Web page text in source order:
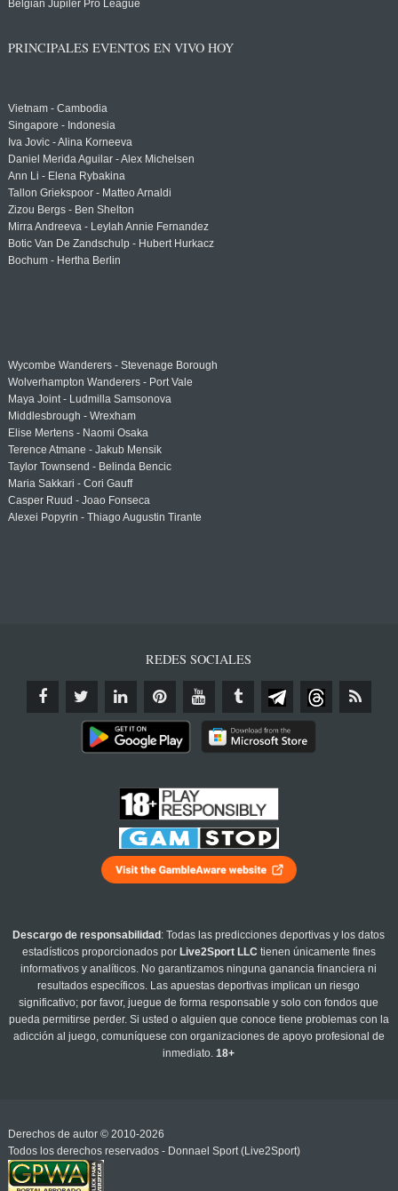
Belgian Jupiler Pro League
PRINCIPALES EVENTOS EN VIVO HOY
Vietnam - Cambodia
Singapore - Indonesia
Iva Jovic - Alina Korneeva
Daniel Merida Aguilar - Alex Michelsen
Ann Li - Elena Rybakina
Tallon Griekspoor - Matteo Arnaldi
Zizou Bergs - Ben Shelton
Mirra Andreeva - Leylah Annie Fernandez
Botic Van De Zandschulp - Hubert Hurkacz
Bochum - Hertha Berlin
Wycombe Wanderers - Stevenage Borough
Wolverhampton Wanderers - Port Vale
Maya Joint - Ludmilla Samsonova
Middlesbrough - Wrexham
Elise Mertens - Naomi Osaka
Terence Atmane - Jakub Mensik
Taylor Townsend - Belinda Bencic
Maria Sakkari - Cori Gauff
Casper Ruud - Joao Fonseca
Alexei Popyrin - Thiago Augustin Tirante
REDES SOCIALES
Descargo de responsabilidad : Todas las predicciones deportivas y los datos
estadísticos proporcionados por Live2Sport LLC tienen únicamente fines
informativos y analíticos. No garantizamos ninguna ganancia financiera ni
resultados específicos. Las apuestas deportivas implican un riesgo
significativo; por favor, juegue de forma responsable y solo con fondos que
pueda permitirse perder. Si usted o alguien que conoce tiene problemas con la
adicción al juego, comuníquese con organizaciones de apoyo profesional de
inmediato.18+
Derechos de autor © 2010-2026
Todos los derechos reservados - Donnael Sport (Live2Sport)